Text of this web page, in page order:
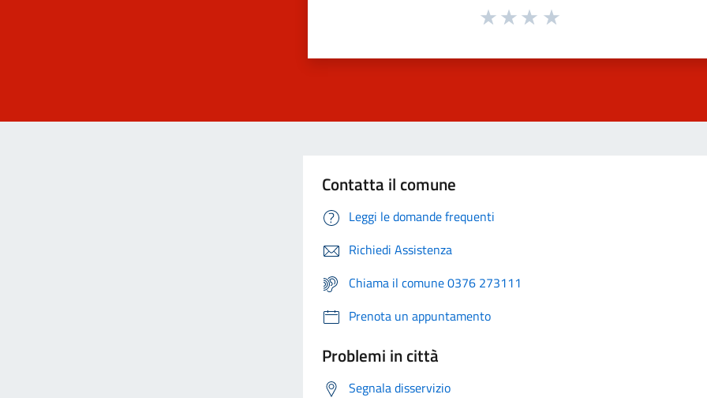
Contatta il comune
Leggi le domande frequenti
Richiedi Assistenza
Chiama il comune 0376 273111
Prenota un appuntamento
Problemi in città
Segnala disservizio